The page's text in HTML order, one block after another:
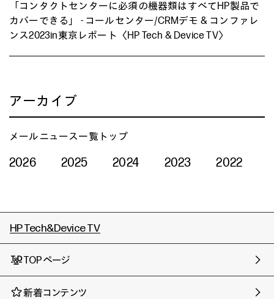
「コンタクトセンターに必須の機器類はすべてHP製品で
カバーできる」 - コールセンター/CRMデモ & コンファレ
ンス2023in東京レポート〈HP Tech & Device TV〉
アーカイブ
メールニュース一覧トップ
2026 2025 2024 2023 2022
HP Tech&Device TV
TOPページ
新着コンテンツ